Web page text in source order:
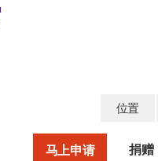
位置
马上申请 捐赠